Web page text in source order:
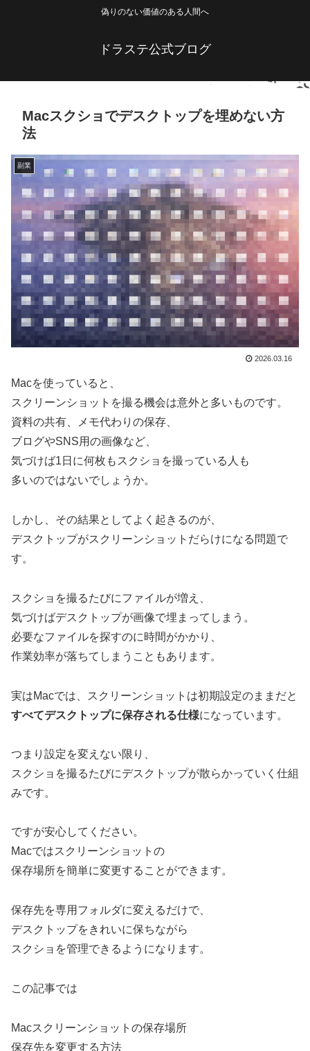
偽りのない価値のある人間へ
ドラステ公式ブログ
Macスクショでデスクトップを埋めない方
法
副業
2026.03.16
Macを使っていると、
スクリーンショットを撮る機会は意外と多いものです。
資料の共有、メモ代わりの保存、
ブログやSNS用の画像など、
気づけば1日に何枚もスクショを撮っている人も
多いのではないでしょうか。
しかし、その結果としてよく起きるのが、
デスクトップがスクリーンショットだらけになる問題で
す。
スクショを撮るたびにファイルが増え、
気づけばデスクトップが画像で埋まってしまう。
必要なファイルを探すのに時間がかかり、
作業効率が落ちてしまうこともあります。
実はMacでは、スクリーンショットは初期設定のままだと
すべてデスクトップに保存される仕様になっています。
つまり設定を変えない限り、
スクショを撮るたびにデスクトップが散らかっていく仕組
みです。
ですが安心してください。
Macではスクリーンショットの
保存場所を簡単に変更することができます。
保存先を専用フォルダに変えるだけで、
デスクトップをきれいに保ちながら
スクショを管理できるようになります。
この記事では
Macスクリーンショットの保存場所
保存先を変更する方法